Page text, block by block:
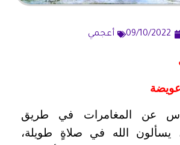
09/10/2022 أعجمي
عن المغامرات في طريق
يسألون الله في صلاةٍ طويلة،